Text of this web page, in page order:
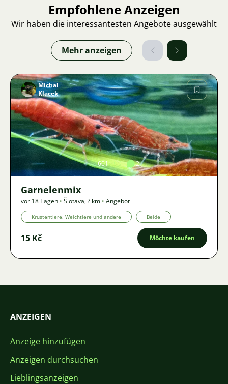
Empfohlene Anzeigen
Wir haben die interessantesten Angebote ausgewählt
Mehr anzeigen
Bild
Michal
Klacek
601 2
Garnelenmix
vor 18 Tagen • Šlotava,? km • Angebot
Krustentiere, Weichtiere und andere Beide
15 Kč Möchte kaufen
ANZEIGEN
Anzeige hinzufügen
Anzeigen durchsuchen
Lieblingsanzeigen